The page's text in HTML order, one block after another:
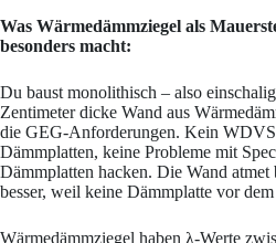
Was Wärmedämmziegel als
besonders macht:
Du baust monolithisch – also
Zentimeter dicke Wand aus
die GEG-Anforderungen. Kein
Dämmplatten, keine Probleme mit
Dämmplatten hacken. Die Wand atmet
besser, weil keine Dämmplatte vor
Wärmedämmziegel haben λ-Werte